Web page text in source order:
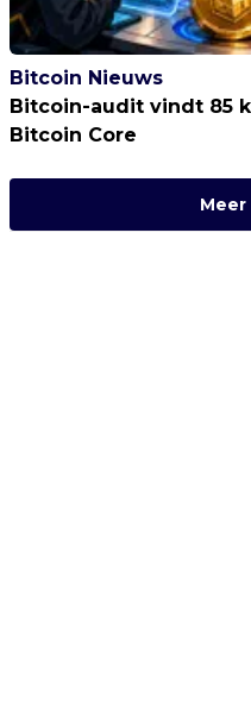
Bitcoin Nieuws
Bitcoin-audit vindt 85
Bitcoin Core